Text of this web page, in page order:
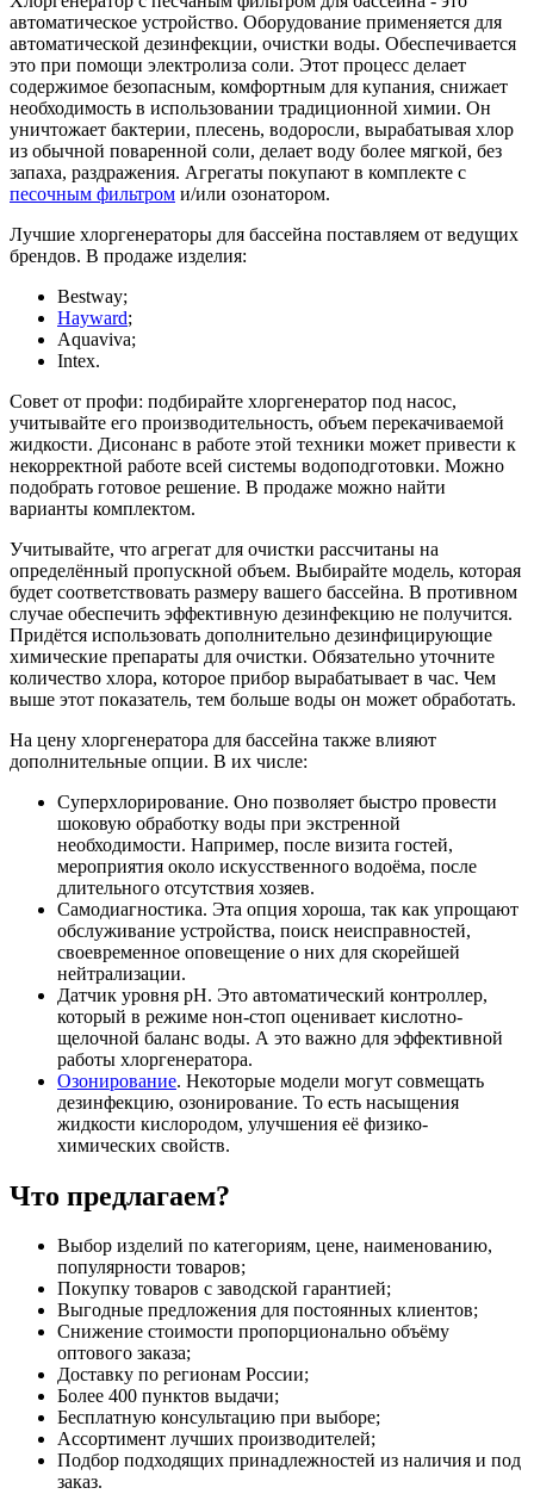
автоматическое устройство. Оборудование применяется для
автоматической дезинфекции, очистки воды. Обеспечивается
это при помощи электролиза соли. Этот процесс делает
содержимое безопасным, комфортным для купания, снижает
необходимость в использовании традиционной химии. Он
уничтожает бактерии, плесень, водоросли, вырабатывая хлор
из обычной поваренной соли, делает воду более мягкой, без
запаха, раздражения. Агрегаты покупают в комплекте с
песочным фильтром и/или озонатором.
Лучшие хлоргенераторы для бассейна поставляем от ведущих
брендов. В продаже изделия:
Bestway;
Hayward;
Aquaviva;
Intex.
Совет от профи: подбирайте хлоргенератор под насос,
учитывайте его производительность, объем перекачиваемой
жидкости. Дисонанс в работе этой техники может привести к
некорректной работе всей системы водоподготовки. Можно
подобрать готовое решение. В продаже можно найти
варианты комплектом.
Учитывайте, что агрегат для очистки рассчитаны на
определённый пропускной объем. Выбирайте модель, которая
будет соответствовать размеру вашего бассейна. В противном
случае обеспечить эффективную дезинфекцию не получится.
Придётся использовать дополнительно дезинфицирующие
химические препараты для очистки. Обязательно уточните
количество хлора, которое прибор вырабатывает в час. Чем
выше этот показатель, тем больше воды он может обработать.
На цену хлоргенератора для бассейна также влияют
дополнительные опции. В их числе:
Суперхлорирование. Оно позволяет быстро провести
шоковую обработку воды при экстренной
необходимости. Например, после визита гостей,
мероприятия около искусственного водоёма, после
длительного отсутствия хозяев.
Самодиагностика. Эта опция хороша, так как упрощают
обслуживание устройства, поиск неисправностей,
своевременное оповещение о них для скорейшей
нейтрализации.
Датчик уровня pH. Это автоматический контроллер,
который в режиме нон-стоп оценивает кислотно-
щелочной баланс воды. А это важно для эффективной
работы хлоргенератора.
Озонирование. Некоторые модели могут совмещать
дезинфекцию, озонирование. То есть насыщения
жидкости кислородом, улучшения её физико-
химических свойств.
Что предлагаем?
Выбор изделий по категориям, цене, наименованию,
популярности товаров;
Покупку товаров с заводской гарантией;
Выгодные предложения для постоянных клиентов;
Снижение стоимости пропорционально объёму
оптового заказа;
Доставку по регионам России;
Более 400 пунктов выдачи;
Бесплатную консультацию при выборе;
Ассортимент лучших производителей;
Подбор подходящих принадлежностей из наличия и под
заказ.